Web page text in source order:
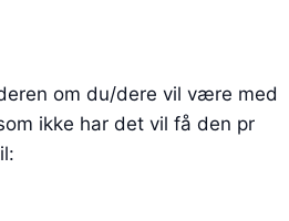
om du/dere vil være med
ikke har det vil få den pr